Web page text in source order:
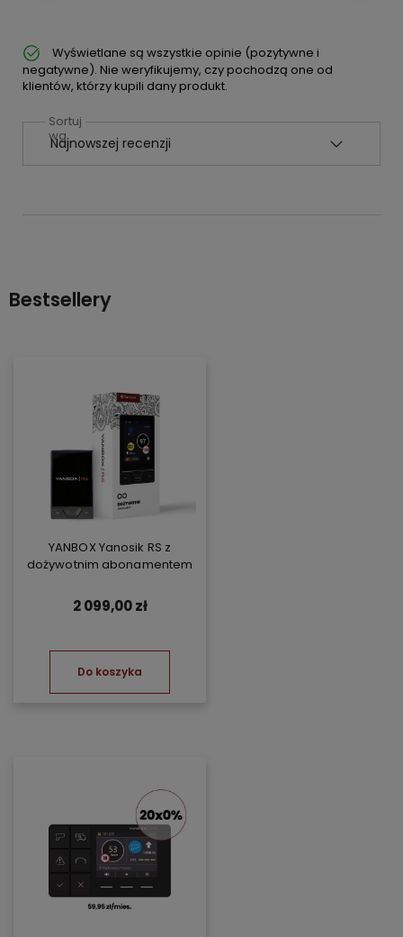
Wyświetlane są wszystkie opinie (pozytywne i
negatywne). Nie weryfikujemy, czy pochodzą one od
klientów, którzy kupili dany produkt.
Sortuj
wg
Bestsellery
YANBOX Yanosik RS z
dożywotnim abonamentem
2 099,00 zł
Do koszyka